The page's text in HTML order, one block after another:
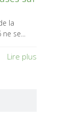
la
se...
Lire plus